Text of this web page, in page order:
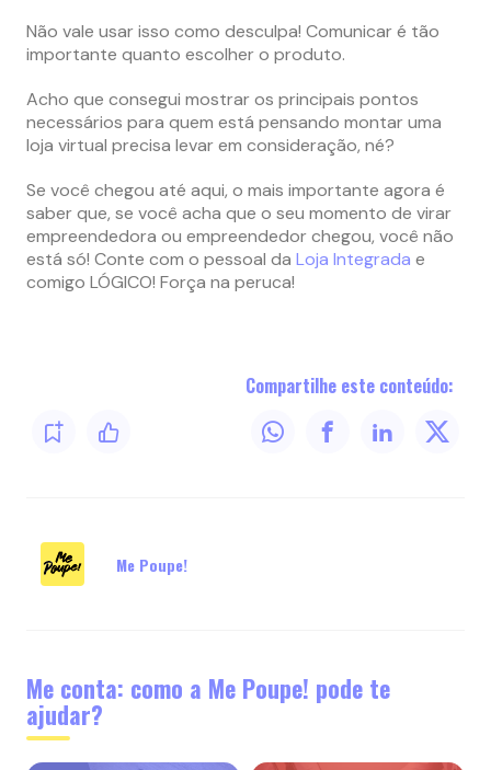
Não vale usar isso como desculpa! Comunicar é tão
importante quanto escolher o produto.
Acho que consegui mostrar os principais pontos
necessários para quem está pensando montar uma
loja virtual precisa levar em consideração, né?
Se você chegou até aqui, o mais importante agora é
saber que, se você acha que o seu momento de virar
empreendedora ou empreendedor chegou, você não
está só! Conte com o pessoal da Loja Integrada e
comigo LÓGICO! Força na peruca!
Compartilhe este conteúdo:
Me Poupe!
Me conta: como a Me Poupe! pode te
ajudar?